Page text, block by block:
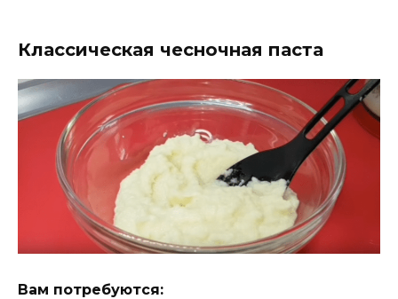
Классическая чесночная паста
Вам потребуются: